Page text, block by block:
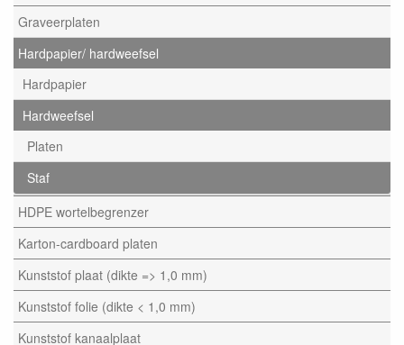
Graveerplaten
Hardpapier/ hardweefsel
Hardpapier
Hardweefsel
Platen
Staf
HDPE wortelbegrenzer
Karton-cardboard platen
Kunststof plaat (dikte => 1,0 mm)
Kunststof folie (dikte < 1,0 mm)
Kunststof kanaalplaat